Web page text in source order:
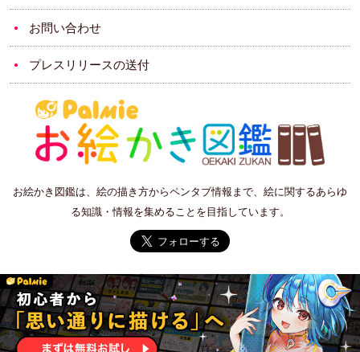
お問い合わせ
プレスリリースの送付
お絵かき図鑑は、絵の描き方からペンタブ情報まで、絵に関するあらゆ
る知識・情報を集めることを目指しています。